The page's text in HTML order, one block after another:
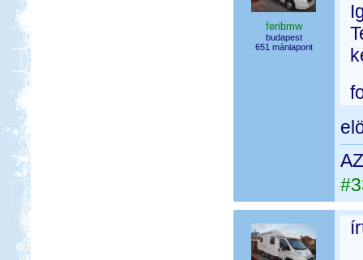
feribmw
budapest
651 mániapont